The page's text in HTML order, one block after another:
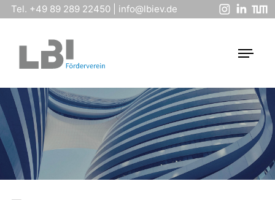
Tel. +49 89 289 22450 info@lbiev.de